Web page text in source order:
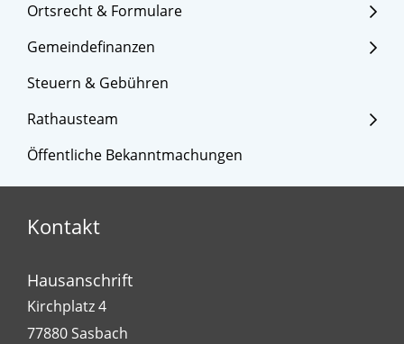
Ortsrecht & Formulare
Gemeindefinanzen
Steuern & Gebühren
Rathausteam
Öffentliche Bekanntmachungen
Kontakt
Hausanschrift
Kirchplatz 4
77880Sasbach